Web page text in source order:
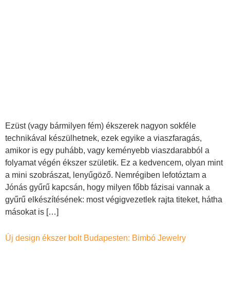
Ezüst (vagy bármilyen fém) ékszerek nagyon sokféle
technikával készülhetnek, ezek egyike a viaszfaragás,
amikor is egy puhább, vagy keményebb viaszdarabból a
folyamat végén ékszer születik. Ez a kedvencem, olyan mint
a mini szobrászat, lenyűgöző. Nemrégiben lefotóztam a
Jónás gyűrű kapcsán, hogy milyen főbb fázisai vannak a
gyűrű elkészítésének: most végigvezetlek rajta titeket, hátha
másokat is […]
Új design ékszer bolt Budapesten: Bimbó Jewelry